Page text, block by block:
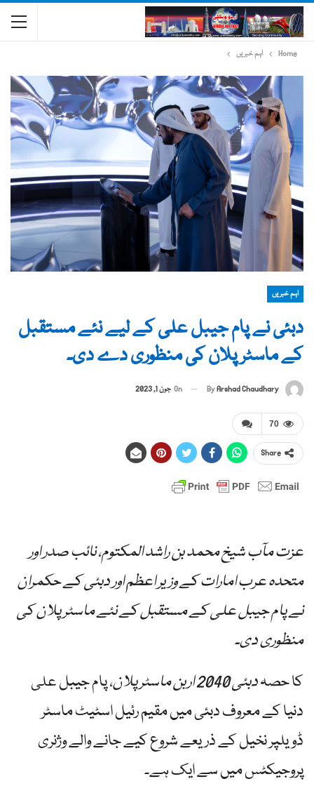
Home اہم خبریں
اہم خبریں
دبئی نے پام جیبل علی کے لیے نئے مستقبل
کے ماسٹر پلان کی منظوری دے دی۔
ByArshad Chaudhary
On جون 1, 2023
70
Share
عزت مآب شیخ محمد بن راشد المکتوم، نائب صدر اور
متحدہ عرب امارات کے وزیر اعظم اور دبئی کے حکمران
نے پام جیبل علی کے مستقبل کے نئے ماسٹر پلان کی
منظوری دی۔
کا حصہدبئی 2040 اربن ماسٹر پلان،
پام جیبل علی
دنیا کے معروف دبئی میں مقیم رئیل اسٹیٹ ماسٹر
ڈویلپر نخیل کے ذریعے شروع کیے جانے والے وژنری
پروجیکٹس میں سے ایک ہے۔